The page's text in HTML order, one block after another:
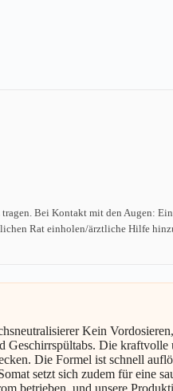
Bei Kontakt mit den Augen:
Rat einholen/ärztliche Hilfe
Kein
Die
Die Formel ist schnell
setzt sich zudem für eine
betrieben, und unsere